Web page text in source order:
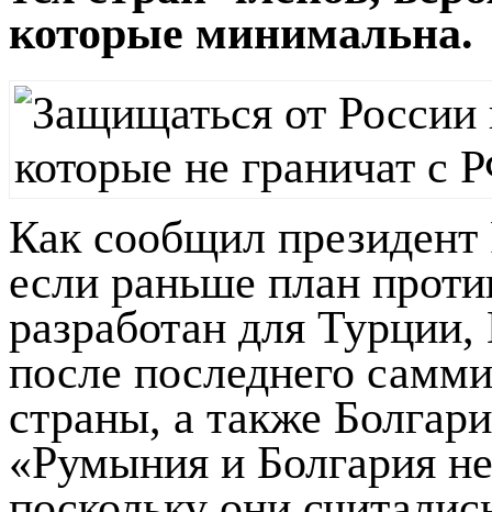
которые минимальна.
Как сообщил
если раньше план
разработан для
после последнего
страны, а также
«Румыния и Болгария